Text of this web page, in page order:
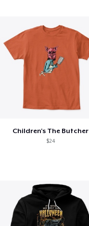
Children's The Butcher
$24